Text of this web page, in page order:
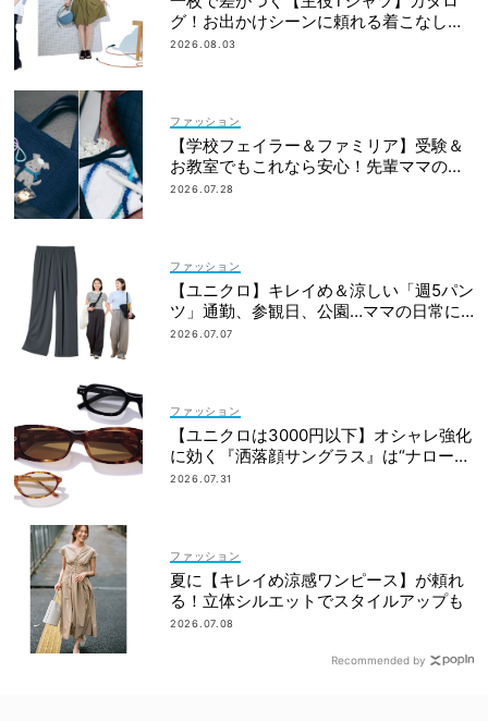
グ！お出かけシーンに頼れる着こなし実
例も
2026.08.03
ファッション
【学校フェイラー＆ファミリア】受験＆
お教室でもこれなら安心！先輩ママの地
味見えしないネイビー小物
2026.07.28
ファッション
【ユニクロ】キレイめ＆涼しい「週5パン
ツ」通勤、参観日、公園…ママの日常に
最適
2026.07.07
ファッション
【ユニクロは3000円以下】オシャレ強化
に効く『洒落顔サングラス』は“ナローフ
ォルム”が最旬！
2026.07.31
ファッション
夏に【キレイめ涼感ワンピース】が頼れ
る！立体シルエットでスタイルアップも
2026.07.08
Recommended by